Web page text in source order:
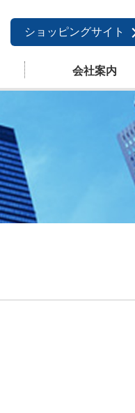
ショッピングサイト
会社案内